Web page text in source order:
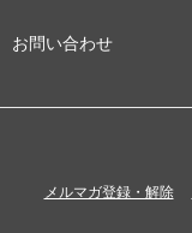
お問い合わせ
メルマガ登録・解除